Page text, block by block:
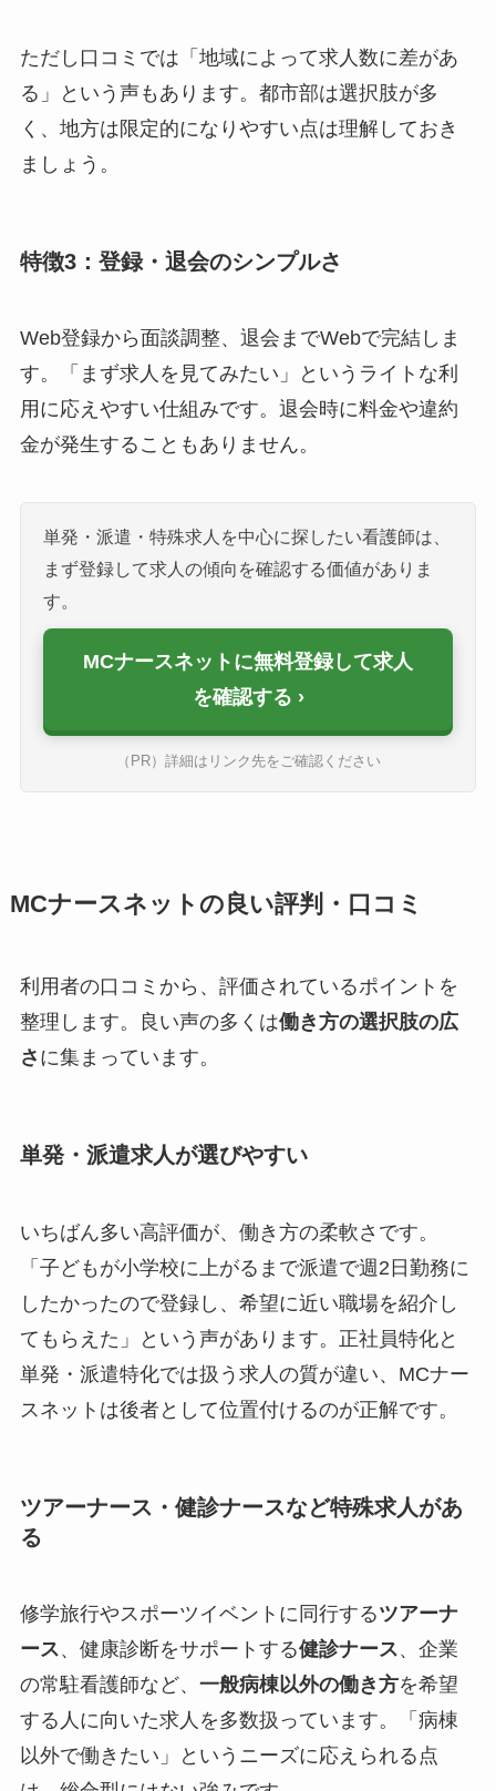
ただし口コミでは「地域によって求人数に差があ
る」という声もあります。都市部は選択肢が多
く、地方は限定的になりやすい点は理解しておき
ましょう。
特徴3：登録・退会のシンプルさ
Web登録から面談調整、退会までWebで完結しま
す。「まず求人を見てみたい」というライトな利
用に応えやすい仕組みです。退会時に料金や違約
金が発生することもありません。
単発・派遣・特殊求人を中心に探したい看護師は、
まず登録して求人の傾向を確認する価値がありま
す。
MCナースネットに無料登録して求人
を確認する
（PR）詳細はリンク先をご確認ください
MCナースネットの良い評判・口コミ
利用者の口コミから、評価されているポイントを
整理します。良い声の多くは働き方の選択肢の広
さ に集まっています。
単発・派遣求人が選びやすい
いちばん多い高評価が、働き方の柔軟さです。
「子どもが小学校に上がるまで派遣で週2日勤務に
したかったので登録し、希望に近い職場を紹介し
てもらえた」という声があります。正社員特化と
単発・派遣特化では扱う求人の質が違い、MCナー
スネットは後者として位置付けるのが正解です。
ツアーナース・健診ナースなど特殊求人があ
る
修学旅行やスポーツイベントに同行するツアーナ
ース、健康診断をサポートする健診ナース、企業
の常駐看護師など、 一般病棟以外の働き方を希望
する人に向いた求人を多数扱っています。「病棟
以外で働きたい」というニーズに応えられる点